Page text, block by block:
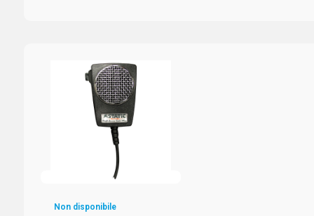
Non disponibile